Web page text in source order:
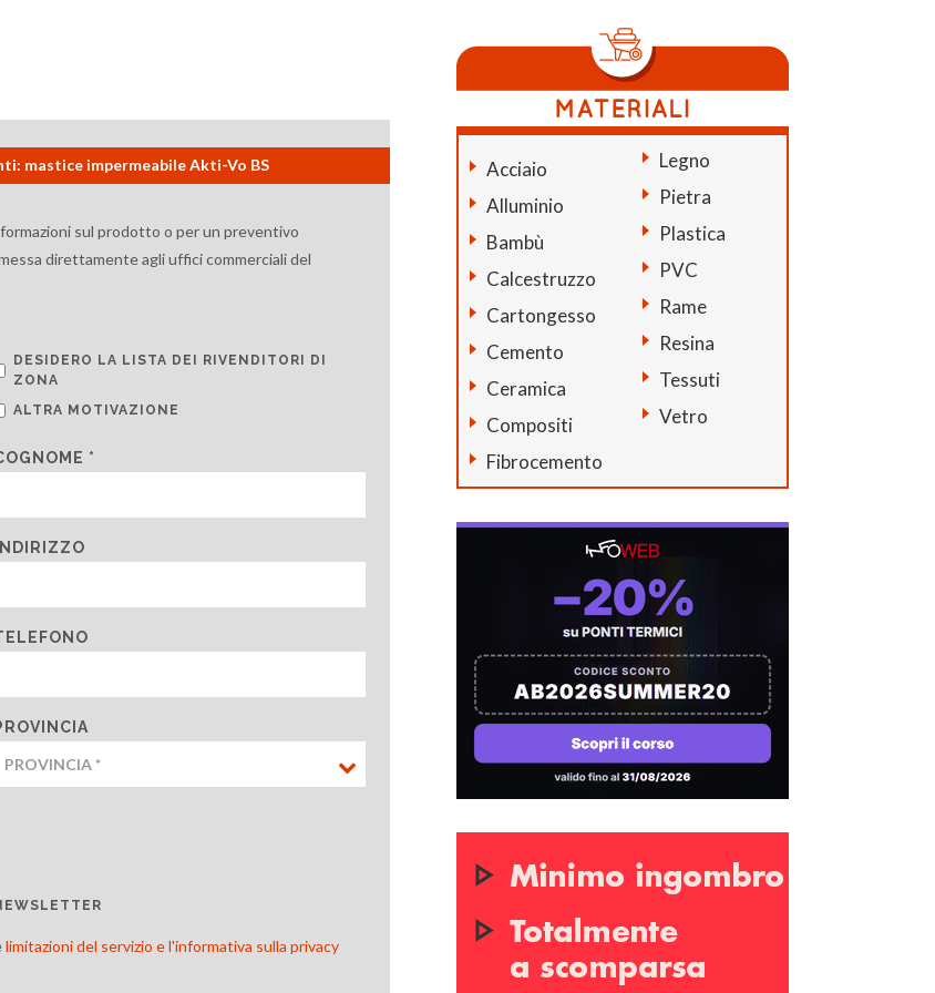
mastice impermeabile Akti-Vo BS
sul prodotto o per un preventivo
direttamente agli uffici commerciali del
DESIDERO LA LISTA DEI RIVENDITORI DI
ZONA
ALTRA MOTIVAZIONE
*
INDIRIZZO
limitazioni del servizio e l'informativa sulla privacy
Acciaio
Alluminio
Bambù
Calcestruzzo
Cartongesso
Cemento
Ceramica
Compositi
Fibrocemento
Legno
Pietra
Plastica
PVC
Rame
Resina
Tessuti
Vetro